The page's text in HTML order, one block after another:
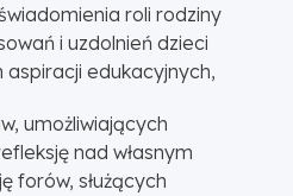
roli rodziny
i uzdolnień dzieci
aspiracji edukacyjnych,
umożliwiających
nad własnym
forów, służących